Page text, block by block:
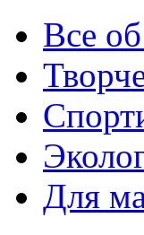
Все
Для